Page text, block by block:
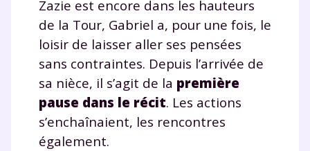
Zazie est encore dans les hauteurs
de la Tour, Gabriel a, pour une fois, le
loisir de laisser aller ses pensées
sans contraintes. Depuis l’arrivée de
sa nièce, il s’agit de la première
pause dans le récit. Les actions
s’enchaînaient, les rencontres
également.